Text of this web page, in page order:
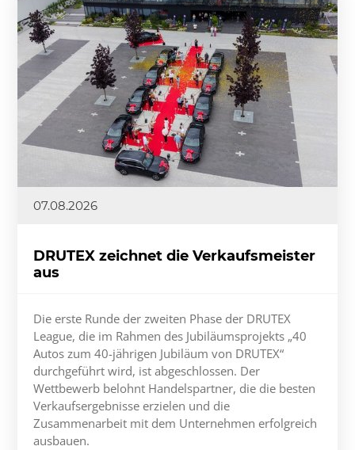
07.08.2026
DRUTEX zeichnet die Verkaufsmeister
aus
Die erste Runde der zweiten Phase der DRUTEX
League, die im Rahmen des Jubiläumsprojekts „40
Autos zum 40-jährigen Jubiläum von DRUTEX“
durchgeführt wird, ist abgeschlossen. Der
Wettbewerb belohnt Handelspartner, die die besten
Verkaufsergebnisse erzielen und die
Zusammenarbeit mit dem Unternehmen erfolgreich
ausbauen.